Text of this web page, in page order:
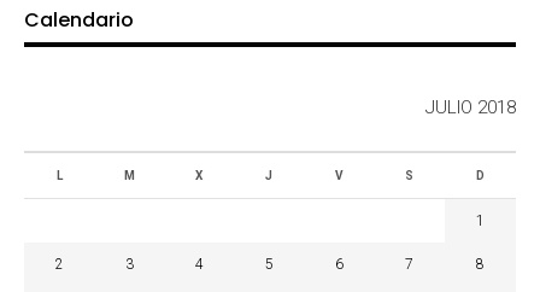
Calendario
JULIO 2018
L M X J V S D
1
2 3 4 5 6 7 8